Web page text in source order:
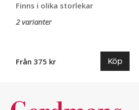
Finns i olika storlekar
2 varianter
Från 375 kr Köp